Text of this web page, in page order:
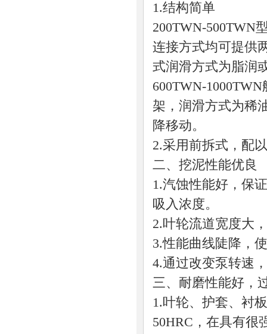
1.结构简单
200TWN-500TWN
连接方式均可提供
式润滑方式为脂润
600TWN-
架，润滑方式为稀
降移动。
2.采用前拆式，配
二、挖泥性能优良
1.汽蚀性能好，保
吸入浓度。
2.叶轮流道宽度大
3.性能曲线陡降，
4.通过改变泵转速
三、耐磨性能好，
1.叶轮、护套、衬
50HRC，在具有很